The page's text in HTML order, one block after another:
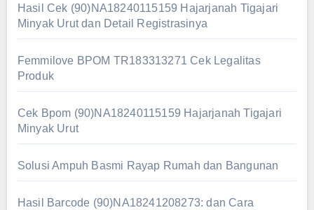
Hasil Cek (90)NA18240115159 Hajarjanah Tigajari
Minyak Urut dan Detail Registrasinya
Femmilove BPOM TR183313271 Cek Legalitas
Produk
Cek Bpom (90)NA18240115159 Hajarjanah Tigajari
Minyak Urut
Solusi Ampuh Basmi Rayap Rumah dan Bangunan
Hasil Barcode (90)NA18241208273: dan Cara